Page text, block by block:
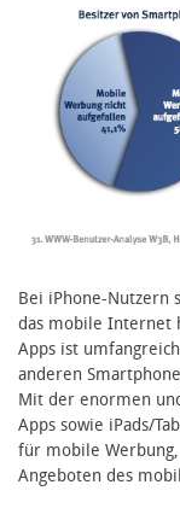
Bei iPhone-Nutzern
das mobile Internet
Apps ist
anderen
Mit der enormen
Apps sowie iPads/
für mobile
Angeboten des